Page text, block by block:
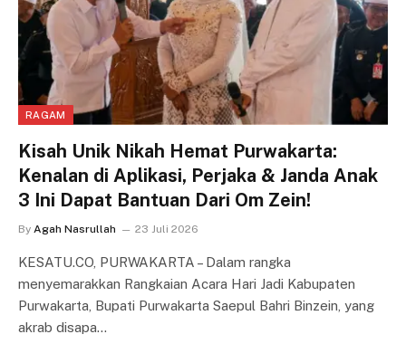
RAGAM
Kisah Unik Nikah Hemat Purwakarta:
Kenalan di Aplikasi, Perjaka & Janda Anak
3 Ini Dapat Bantuan Dari Om Zein!
By Agah Nasrullah 23 Juli 2026
KESATU.CO, PURWAKARTA – Dalam rangka
menyemarakkan Rangkaian Acara Hari Jadi Kabupaten
Purwakarta, Bupati Purwakarta Saepul Bahri Binzein, yang
akrab disapa…